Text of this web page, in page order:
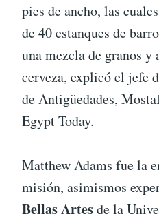
pies de ancho, las
de 40 estanques de
una mezcla de granos y
cerveza, explicó el jefe
de Antigüedades,
Egypt Today.
Matthew Adams fue la
misión, asimismos
Bellas Artesde la